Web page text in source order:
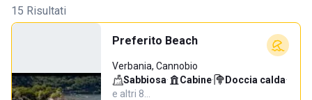
15 Risultati
Preferito Beach
Verbania, Cannobio
Sabbiosa· Cabine· Doccia calda·
e altri 8…